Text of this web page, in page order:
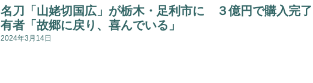
名刀「山姥切国広」が栃木・足利市に ３億円で購入完
有者「故郷に戻り、喜んでいる」
2024年3月14日